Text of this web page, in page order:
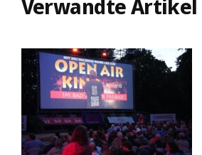
Verwandte Artikel